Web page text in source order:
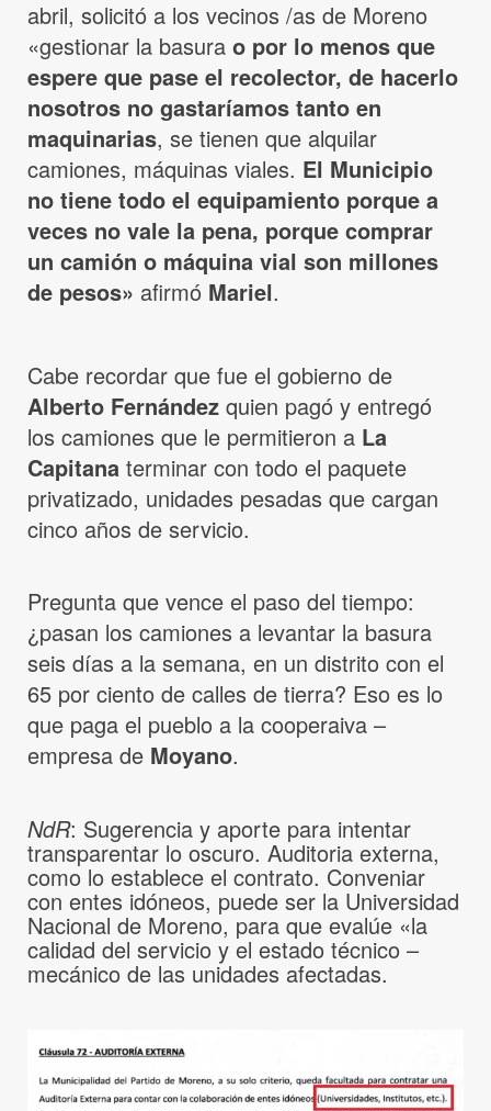
abril, solicitó a los vecinos /as de Moreno
«gestionar la basura o por lo menos que
espere que pase el recolector, de hacerlo
nosotros no gastaríamos tanto en
maquinarias, se tienen que alquilar
camiones, máquinas viales. El Municipio
no tiene todo el equipamiento porque a
veces no vale la pena, porque comprar
un camión o máquina vial son millones
de pesos» afirmó Mariel.
Cabe recordar que fue el gobierno de
Alberto Fernández quien pagó y entregó
los camiones que le permitieron a La
Capitana terminar con todo el paquete
privatizado, unidades pesadas que cargan
cinco años de servicio.
Pregunta que vence el paso del tiempo:
¿pasan los camiones a levantar la basura
seis días a la semana, en un distrito con el
65 por ciento de calles de tierra? Eso es lo
que paga el pueblo a la cooperaiva –
empresa de Moyano.
NdR: Sugerencia y aporte para intentar
transparentar lo oscuro. Auditoria externa,
como lo establece el contrato. Conveniar
con entes idóneos, puede ser la Universidad
Nacional de Moreno, para que evalúe «la
calidad del servicio y el estado técnico –
mecánico de las unidades afectadas.